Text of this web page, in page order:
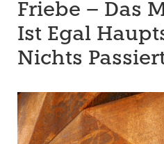
Friebe – Das
Ist Egal
Nichts